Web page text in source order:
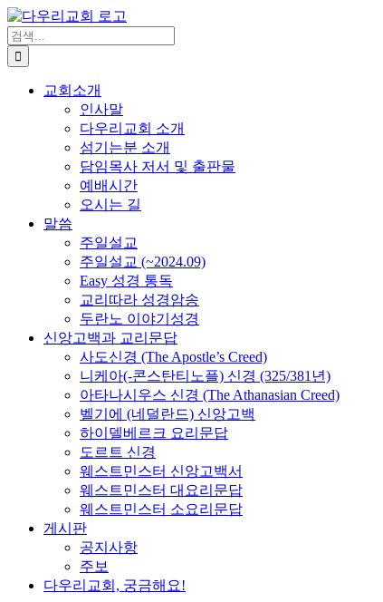
Skip
to
content
검
색
...
교회소개
인사말
다우리교회 소개
섬기는분 소개
담임목사 저서 및 출판물
예배시간
오시는 길
말씀
주일설교
주일설교 (~2024.09)
Easy 성경 통독
교리따라 성경암송
두란노 이야기성경
신앙고백과 교리문답
사도신경 (The Apostle’s Creed)
니케아(-콘스탄티노플) 신경 (325/381년)
아타나시우스 신경 (The Athanasian Creed)
벨기에 (네덜란드) 신앙고백
하이델베르크 요리문답
도르트 신경
웨스트민스터 신앙고백서
웨스트민스터 대요리문답
웨스트민스터 소요리문답
게시판
공지사항
주보
다우리교회, 궁금해요!